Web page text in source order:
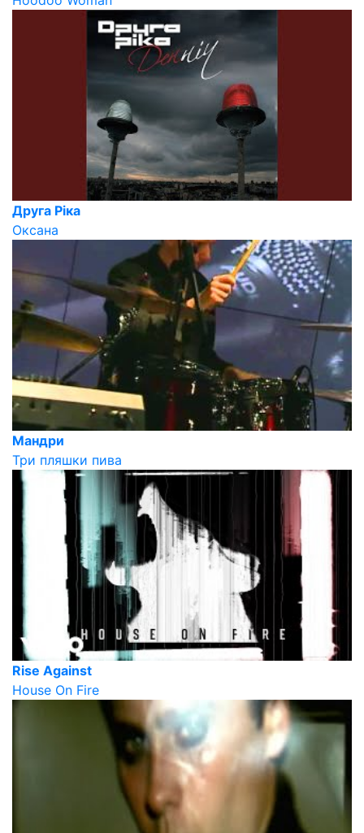
Друга Ріка
Оксана
Мандри
Три пляшки пива
Rise Against
House On Fire